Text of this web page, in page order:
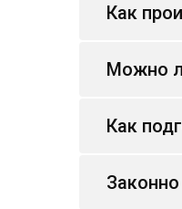
Как
Можно
Как